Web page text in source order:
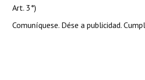
Art. 3°)
Comuníquese. Dése a publicidad.